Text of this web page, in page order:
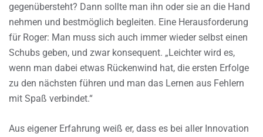
gegenübersteht? Dann sollte man ihn oder sie an die Hand
nehmen und bestmöglich begleiten. Eine Herausforderung
für Roger: Man muss sich auch immer wieder selbst einen
Schubs geben, und zwar konsequent. „Leichter wird es,
wenn man dabei etwas Rückenwind hat, die ersten Erfolge
zu den nächsten führen und man das Lernen aus Fehlern
mit Spaß verbindet.“
Aus eigener Erfahrung weiß er, dass es bei aller Innovation